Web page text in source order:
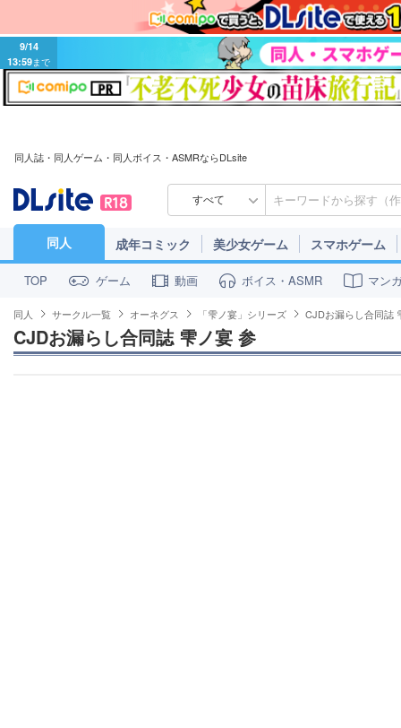
9/14
13:59まで
同人誌・同人ゲーム・同人ボイス・ASMRならDLsite
すべて
同人 成年コミック 美少女ゲーム スマホゲーム
TOP ゲーム 動画 ボイス・ASMR マン
同人 サークル一覧 オーネグス 「雫ノ宴」シリーズ CJDお漏らし合同誌
CJDお漏らし合同誌 雫ノ宴 参